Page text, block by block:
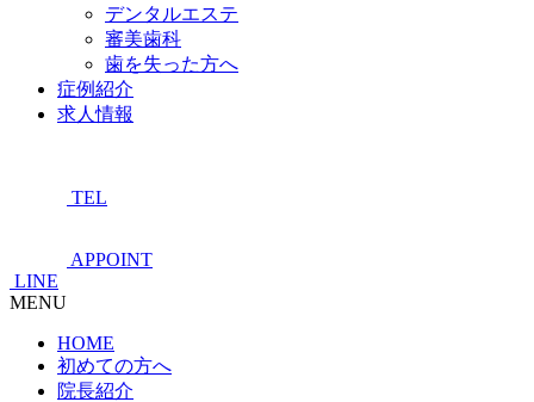
デンタルエステ
審美歯科
歯を失った方へ
症例紹介
求人情報
TEL
APPOINT
LINE
MENU
HOME
初めての方へ
院長紹介